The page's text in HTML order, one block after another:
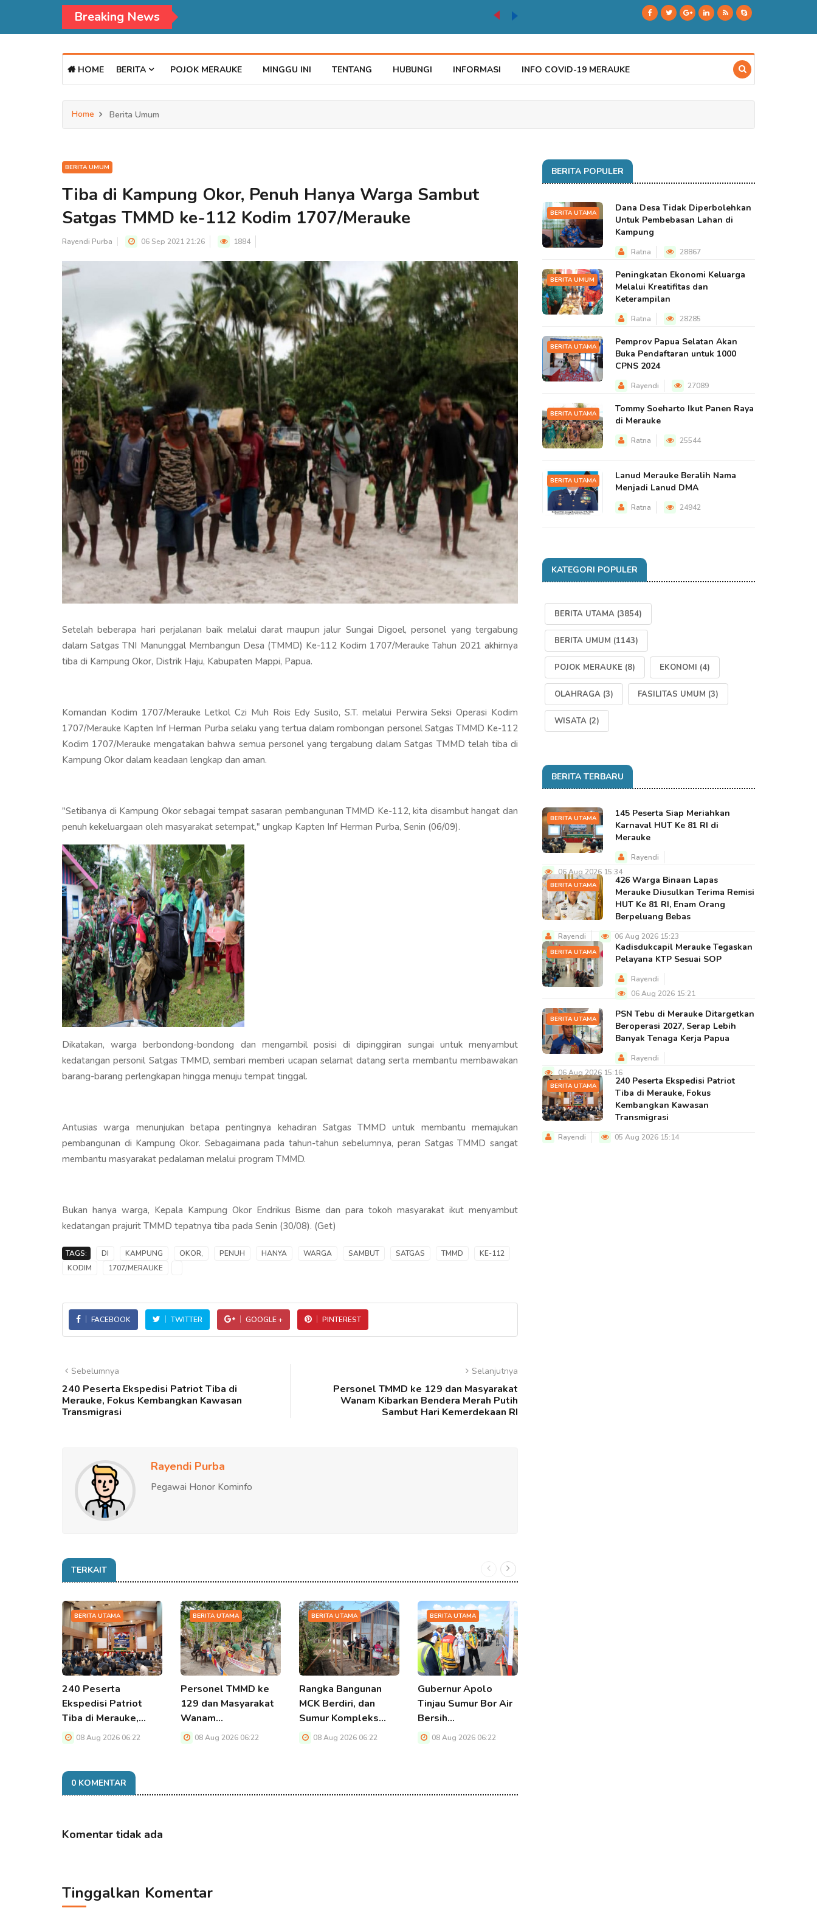
Breaking News
HOME BERITA POJOK MERAUKE MINGGU INI TENTANG HUBUNGI INFORMASI INFO COVID-19 MERAUKE
Home Berita Umum
BERITA UMUM
Tiba di Kampung Okor, Penuh Hanya Warga Sambut
Satgas TMMD ke-112 Kodim 1707/Merauke
Rayendi Purba 06 Sep 2021 21:26 1884
Setelah beberapa hari perjalanan baik melalui darat maupun jalur Sungai Digoel, personel yang tergabung
dalam Satgas TNI Manunggal Membangun Desa (TMMD) Ke-112 Kodim 1707/Merauke Tahun 2021 akhirnya
tiba di Kampung Okor, Distrik Haju, Kabupaten Mappi, Papua.
Komandan Kodim 1707/Merauke Letkol Czi Muh Rois Edy Susilo, S.T. melalui Perwira Seksi Operasi Kodim
1707/Merauke Kapten Inf Herman Purba selaku yang tertua dalam rombongan personel Satgas TMMD Ke-112
Kodim 1707/Merauke mengatakan bahwa semua personel yang tergabung dalam Satgas TMMD telah tiba di
Kampung Okor dalam keadaan lengkap dan aman.
"Setibanya di Kampung Okor sebagai tempat sasaran pembangunan TMMD Ke-112, kita disambut hangat dan
penuh kekeluargaan oleh masyarakat setempat," ungkap Kapten Inf Herman Purba, Senin (06/09).
Dikatakan, warga berbondong-bondong dan mengambil posisi di dipinggiran sungai untuk menyambut
kedatangan personil Satgas TMMD, sembari memberi ucapan selamat datang serta membantu membawakan
barang-barang perlengkapan hingga menuju tempat tinggal.
Antusias warga menunjukan betapa pentingnya kehadiran Satgas TMMD untuk membantu memajukan
pembangunan di Kampung Okor. Sebagaimana pada tahun-tahun sebelumnya, peran Satgas TMMD sangat
membantu masyarakat pedalaman melalui program TMMD.
Bukan hanya warga, Kepala Kampung Okor Endrikus Bisme dan para tokoh masyarakat ikut menyambut
kedatangan prajurit TMMD tepatnya tiba pada Senin (30/08). (Get)
TAGS: DI KAMPUNG OKOR, PENUH HANYA WARGA SAMBUT SATGAS TMMD
KE-112
KODIM
1707/MERAUKE
FACEBOOK TWITTER GOOGLE + PINTEREST
Sebelumnya
240 Peserta Ekspedisi Patriot Tiba di
Merauke, Fokus Kembangkan Kawasan
Transmigrasi
Selanjutnya
Personel TMMD ke 129 dan Masyarakat
Wanam Kibarkan Bendera Merah Putih
Sambut Hari Kemerdekaan RI
Rayendi Purba
Pegawai Honor Kominfo
TERKAIT
BERITA UTAMA
240 Peserta
Ekspedisi Patriot
Tiba di Merauke,…
08 Aug 2026 06:22
BERITA UTAMA
Personel TMMD ke
129 dan Masyarakat
Wanam…
08 Aug 2026 06:22
BERITA UTAMA
Rangka Bangunan
MCK Berdiri, dan
Sumur Kompleks…
08 Aug 2026 06:22
BERITA UTAMA
Gubernur Apolo
Tinjau Sumur Bor Air
Bersih…
08 Aug 2026 06:22
0 KOMENTAR
Komentar tidak ada
Tinggalkan Komentar
BERITA POPULER
BERITA UTAMA
Dana Desa Tidak Diperbolehkan
Untuk Pembebasan Lahan di
Kampung
Ratna 28867
BERITA UMUM
Peningkatan Ekonomi Keluarga
Melalui Kreatifitas dan
Keterampilan
Ratna 28285
BERITA UTAMA
Pemprov Papua Selatan Akan
Buka Pendaftaran untuk 1000
CPNS 2024
Rayendi 27089
BERITA UTAMA
Tommy Soeharto Ikut Panen Raya
di Merauke
Ratna 25544
BERITA UTAMA
Lanud Merauke Beralih Nama
Menjadi Lanud DMA
Ratna 24942
KATEGORI POPULER
BERITA UTAMA (3854)
BERITA UMUM (1143)
POJOK MERAUKE (8) EKONOMI (4)
OLAHRAGA (3) FASILITAS UMUM (3)
WISATA (2)
BERITA TERBARU
BERITA UTAMA
145 Peserta Siap Meriahkan
Karnaval HUT Ke 81 RI di
Merauke
Rayendi
06 Aug 2026 15:34
BERITA UTAMA
426 Warga Binaan Lapas
Merauke Diusulkan Terima Remisi
HUT Ke 81 RI, Enam Orang
Berpeluang Bebas
Rayendi 06 Aug 2026 15:23
BERITA UTAMA
Kadisdukcapil Merauke Tegaskan
Pelayana KTP Sesuai SOP
Rayendi
06 Aug 2026 15:21
BERITA UTAMA
PSN Tebu di Merauke Ditargetkan
Beroperasi 2027, Serap Lebih
Banyak Tenaga Kerja Papua
Rayendi
06 Aug 2026 15:16
BERITA UTAMA
240 Peserta Ekspedisi Patriot
Tiba di Merauke, Fokus
Kembangkan Kawasan
Transmigrasi
Rayendi 05 Aug 2026 15:14